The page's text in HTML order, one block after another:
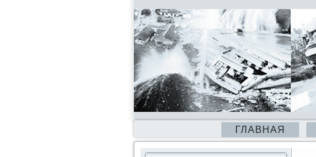
ГЛАВНАЯ